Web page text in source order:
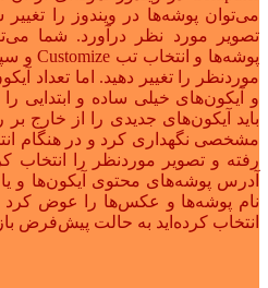
می‌توان پوشه‌ها در ویندوز را
تصویر مورد نظر درآورد. شما
موردنظر را تغییر دهید. اما تعداد
و آیکون‌های خیلی ساده و ابتدایی
باید آیکون‌های جدیدی را از خارج
مشخصی نگهداری کرد و در هنگام
رفته و تصویر موردنظر را انتخاب
آدرس پوشه‌های محتوی آیکون‌ها و یا
نام پوشه‌ها و عکس‌ها را عوض کرد
انتخاب کرده‌اید به حالت پیش‌فرض